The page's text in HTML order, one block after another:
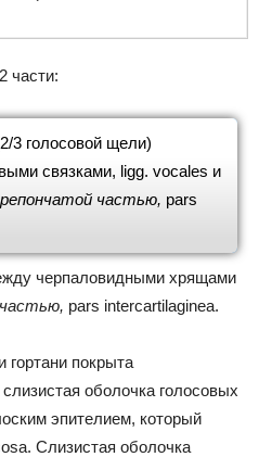
части:
3 голосовой щели)
связками, ligg. vocales и
частью, pars
черпаловидными хрящами
pars intercartilaginea.
гортани покрыта
оболочка голосовых
эпителием, который
Слизистая оболочка